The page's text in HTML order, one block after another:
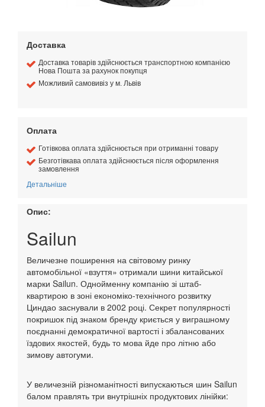
Доставка
Доставка товарів здійснюється транспортною компанією
Нова Пошта за рахунок покупця
Можливий самовивіз у м. Львів
Оплата
Готівкова оплата здійснюється при отриманні товару
Безготівкава оплата здійснюється після оформлення
замовлення
Детальніше
Опис:
Sailun
Величезне поширення на світовому ринку
автомобільної «взуття» отримали шини китайської
марки Sailun. Однойменну компанію зі штаб-
квартирою в зоні економіко-технічного розвитку
Циндао заснували в 2002 році. Секрет популярності
покришок під знаком бренду криється у виграшному
поєднанні демократичної вартості і збалансованих
їздових якостей, будь то мова йде про літню або
зимову автогуми.
У величезній різноманітності випускаються шин Sailun
балом правлять три внутрішніх продуктових лінійки: